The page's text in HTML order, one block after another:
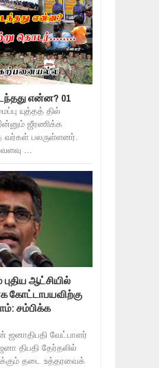
என்ன? 01
யுத்தத் தில்
ஜீரணிக்க
வர்கள் பலருள்ளனர்.
...
ஆட்சியில்
கோட்டாபயவிற்கு
சம்பிக்க
ஜனாதிபதி வேட்பாளர்
திபதி தேர்தலில்
தடை உத்தரவைக்